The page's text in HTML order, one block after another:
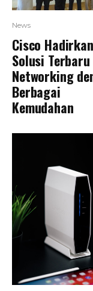
News
Cisco Hadirkan
Solusi Terbaru
Networking
Berbagai
Kemudahan